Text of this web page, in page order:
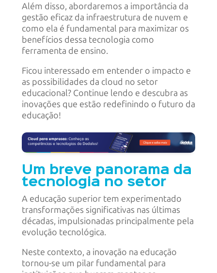
Além disso, abordaremos a importância da
gestão eficaz da infraestrutura de nuvem e
como ela é fundamental para maximizar os
benefícios dessa tecnologia como
ferramenta de ensino.
Ficou interessado em entender o impacto e
as possibilidades da cloud no setor
educacional? Continue lendo e descubra as
inovações que estão redefinindo o futuro da
educação!
Um breve panorama da
tecnologia no setor
A educação superior tem experimentado
transformações significativas nas últimas
décadas, impulsionadas principalmente pela
evolução tecnológica.
Neste contexto, a inovação na educação
tornou-se um pilar fundamental para